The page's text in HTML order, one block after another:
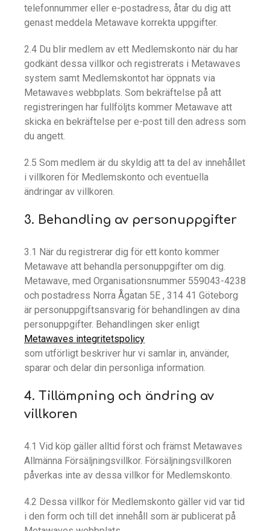
telefonnummer eller e-postadress, åtar du dig att
genast meddela Metawave korrekta uppgifter.
2.4 Du blir medlem av ett Medlemskonto när du har
godkänt dessa villkor och registrerats i Metawaves
system samt Medlemskontot har öppnats via
Metawaves webbplats. Som bekräftelse på att
registreringen har fullföljts kommer Metawave att
skicka en bekräftelse per e-post till den adress som
du angett.
2.5 Som medlem är du skyldig att ta del av innehållet
i villkoren för Medlemskonto och eventuella
ändringar av villkoren.
3. Behandling av personuppgifter
3.1 När du registrerar dig för ett konto kommer
Metawave att behandla personuppgifter om dig.
Metawave, med Organisationsnummer 559043-4238
och postadress Norra Ågatan 5E , 314 41 Göteborg
är personuppgiftsansvarig för behandlingen av dina
personuppgifter. Behandlingen sker enligt
Metawaves integritetspolicy
som utförligt beskriver hur vi samlar in, använder,
sparar och delar din personliga information.
4. Tillämpning och ändring av
villkoren
4.1 Vid köp gäller alltid först och främst Metawaves
Allmänna Försäljningsvillkor. Försäljningsvillkoren
påverkas inte av dessa villkor för Medlemskonto.
4.2 Dessa villkor för Medlemskonto gäller vid var tid
i den form och till det innehåll som är publicerat på